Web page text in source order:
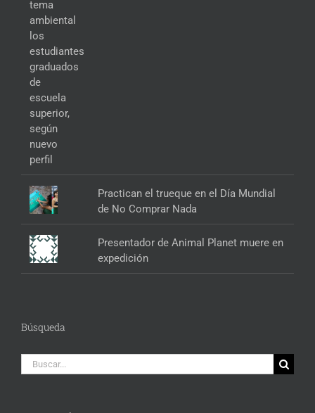
Practican el trueque en el Día Mundial
de No Comprar Nada
Presentador de Animal Planet muere en
expedición
Búsqueda
Buscar: